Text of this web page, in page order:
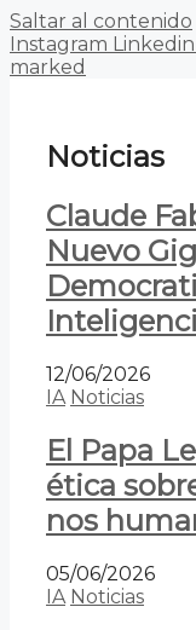
Saltar al contenido
Instagram Linkedin
marked
Noticias
Claude
Nuevo
12/06/2026
IA Noticias
El Papa
ética
nos
05/06/2026
IA Noticias